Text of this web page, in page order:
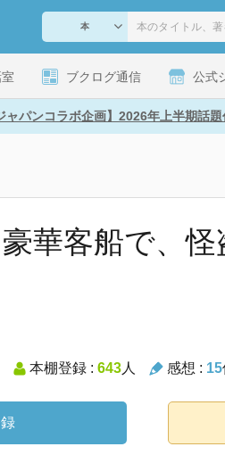
ブクログ通信 公式
ャパンコラボ企画】2026年上半期話
華客船で、
本棚登録 : 643人 感想 : 15